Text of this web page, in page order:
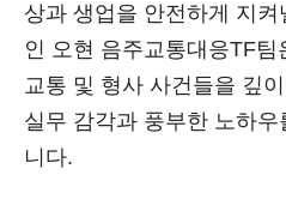
상과 생업을 안전하게 지
인 오현 음주교통대응TF
교통 및 형사 사건들을 깊
실무 감각과 풍부한 노하
니다.